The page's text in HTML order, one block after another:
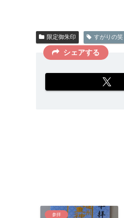
限定御朱印 すがりの笑
シェアする
参拝